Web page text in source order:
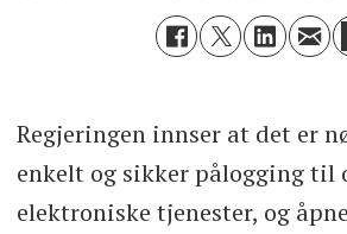
Regjeringen innser at det er
enkelt og sikker pålogging til
elektroniske tjenester, og